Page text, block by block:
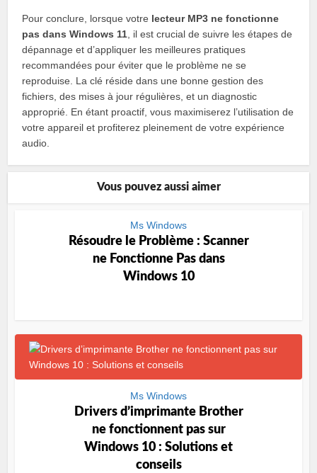
Pour conclure, lorsque votre lecteur MP3 ne fonctionne
pas dans Windows 11 , il est crucial de suivre les étapes de
dépannage et d’appliquer les meilleures pratiques
recommandées pour éviter que le problème ne se
reproduise. La clé réside dans une bonne gestion des
fichiers, des mises à jour régulières, et un diagnostic
approprié. En étant proactif, vous maximiserez l’utilisation de
votre appareil et profiterez pleinement de votre expérience
audio.
Vous pouvez aussi aimer
Ms Windows
Résoudre le Problème : Scanner
ne Fonctionne Pas dans
Windows 10
Ms Windows
Drivers d’imprimante Brother
ne fonctionnent pas sur
Windows 10 : Solutions et
conseils